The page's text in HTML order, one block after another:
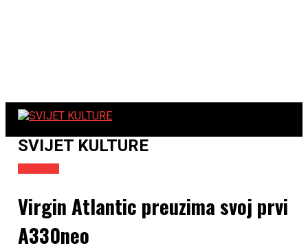
SVIJET KULTURE
Virgin Atlantic preuzima svoj prvi
A330neo